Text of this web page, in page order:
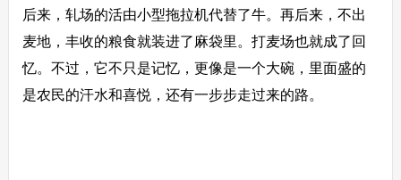
后来，轧场的活由小型拖拉机代替了牛。再后来，不出
麦地，丰收的粮食就装进了麻袋里。打麦场也就成了回
忆。不过，它不只是记忆，更像是一个大碗，里面盛的
是农民的汗水和喜悦，还有一步步走过来的路。